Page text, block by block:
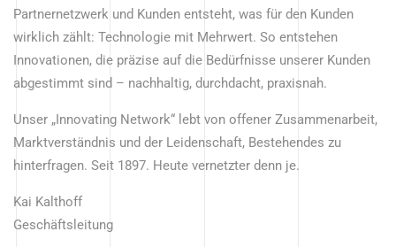
Partnernetzwerk und Kunden entsteht, was für den Kunden
wirklich zählt: Technologie mit Mehrwert. So entstehen
Innovationen, die präzise auf die Bedürfnisse unserer Kunden
abgestimmt sind – nachhaltig, durchdacht, praxisnah.
Unser „Innovating Network“ lebt von offener Zusammenarbeit,
Marktverständnis und der Leidenschaft, Bestehendes zu
hinterfragen. Seit 1897. Heute vernetzter denn je.
Kai Kalthoff
Geschäftsleitung